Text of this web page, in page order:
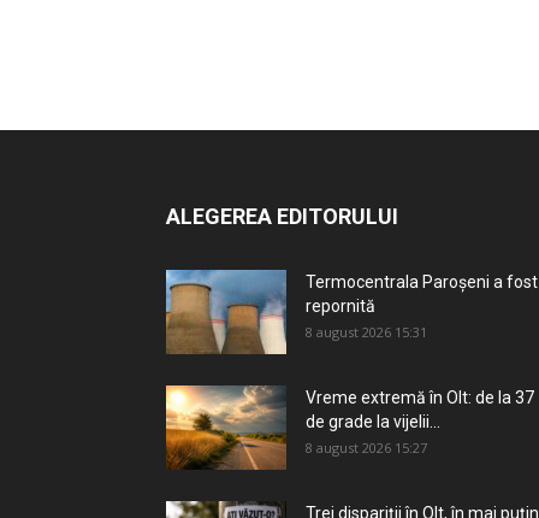
ALEGEREA EDITORULUI
Termocentrala Paroșeni a fost
repornită
8 august 2026 15:31
Vreme extremă în Olt: de la 37
de grade la vijelii...
8 august 2026 15:27
Trei dispariții în Olt, în mai puțin